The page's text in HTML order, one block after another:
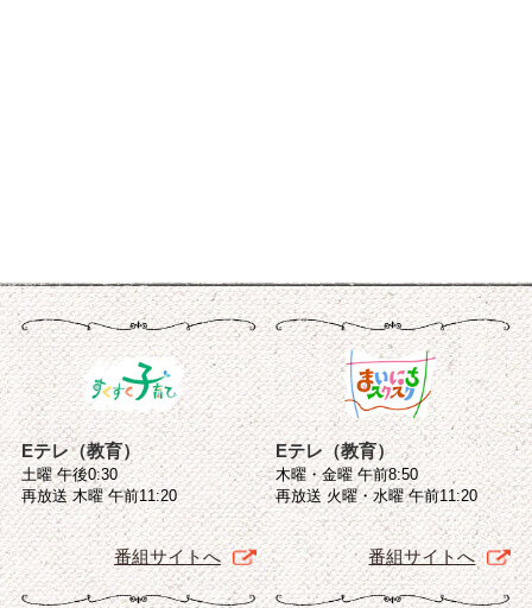
Eテレ（教育）
土曜 午後0:30
再放送 木曜 午前11:20
番組サイトへ
Eテレ（教育）
木曜・金曜 午前8:50
再放送 火曜・水曜 午前11:20
番組サイトへ